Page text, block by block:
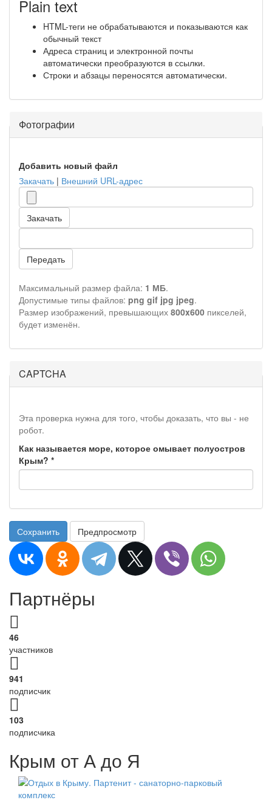
Plain text
HTML-теги не обрабатываются и показываются как
обычный текст
Адреса страниц и электронной почты
автоматически преобразуются в ссылки.
Строки и абзацы переносятся автоматически.
Фотографии
Добавить новый файл
Закачать | Внешний URL-адрес
Закачать
Передать
Максимальный размер файла: 1 МБ.
Допустимые типы файлов: png gif jpg jpeg.
Размер изображений, превышающих 800x600 пикселей,
будет изменён.
CAPTCHA
Эта проверка нужна для того, чтобы доказать, что вы - не
робот.
Как называется море, которое омывает полуостров
Крым? *
Сохранить Предпросмотр
Партнёры
46
участников
941
подписчик
103
подписчика
Крым от А до Я